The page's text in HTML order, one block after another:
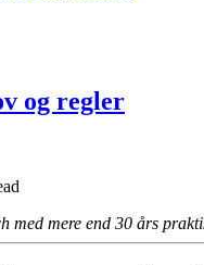
og regler
med mere end 30 års